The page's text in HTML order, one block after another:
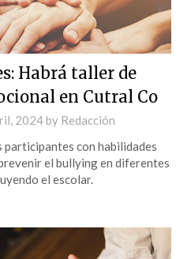
Habrá taller de
en Cutral Co
2024by Redacción
participantes con habilidades
el bullying en diferentes
el escolar.